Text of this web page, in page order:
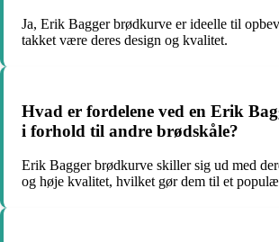
Ja, Erik Bagger brødkurve er ideelle til
takket være deres design og kvalitet.
Hvad er fordelene ved en Erik
i forhold til andre brødskåle?
Erik Bagger brødkurve skiller sig ud med
og høje kvalitet, hvilket gør dem til et